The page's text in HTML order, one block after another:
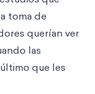
toma de
querían ver
las
que les